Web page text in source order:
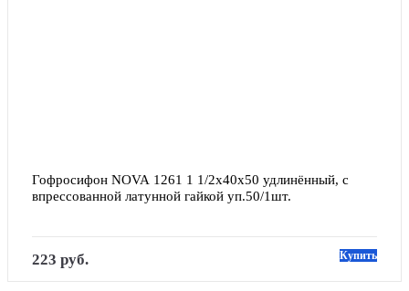
Гофросифон NOVA 1261 1 1/2х40х50 удлинённый, с
впрессованной латунной гайкой уп.50/1шт.
223 руб. Купить